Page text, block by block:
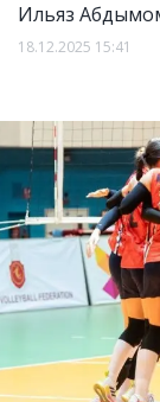
Ильяз
18.12.2025 15:41